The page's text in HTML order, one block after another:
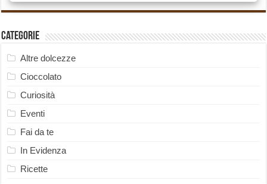
Categorie
Altre dolcezze
Cioccolato
Curiosità
Eventi
Fai da te
In Evidenza
Ricette